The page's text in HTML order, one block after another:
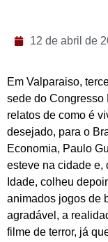
12 de abril de
Em Valparaiso,
sede do Congresso
relatos de como é
desejado, para o
Economia, Paulo
esteve na cidade e,
Idade, colheu
animados jogos de
agradável, a
filme de terror, já